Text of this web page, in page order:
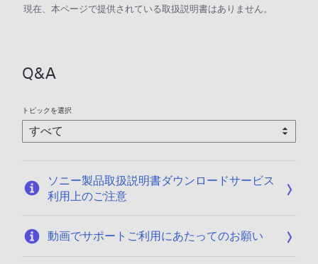
現在、本ページで提供されている取扱説明書はありません。
Q&A
トピックを選択
ソニー製品取扱説明書ダウンロードサービス
利用上のご注意
動画でサポートご利用にあたってのお願い